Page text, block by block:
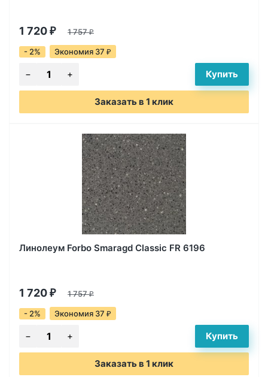
1 720 ₽ 1 757₽
- 2% Экономия 37 ₽
Заказать в 1 клик
Линолеум Forbo Smaragd Classic FR 6196
1 720 ₽ 1 757₽
- 2% Экономия 37 ₽
Заказать в 1 клик